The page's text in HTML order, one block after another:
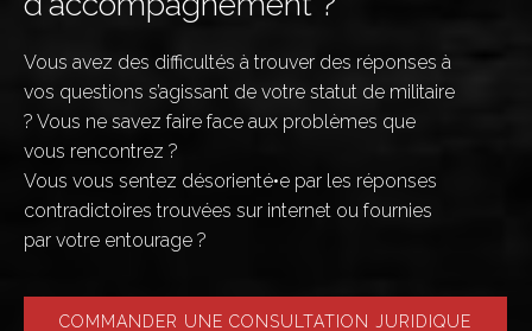
Vous avez des difficultés à trouver des réponses à
vos questions s’agissant de votre statut de militaire
? Vous ne savez faire face aux problèmes que
vous rencontrez ?
Vous vous sentez désorienté•e par les réponses
contradictoires trouvées sur internet ou fournies
par votre entourage ?
COMMANDER UNE CONSULTATION JURIDIQUE